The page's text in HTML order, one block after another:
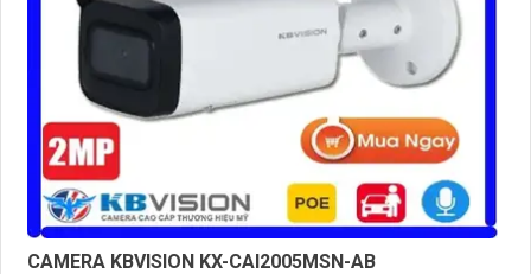
CAMERA KBVISION KX-CAI2005MSN-AB